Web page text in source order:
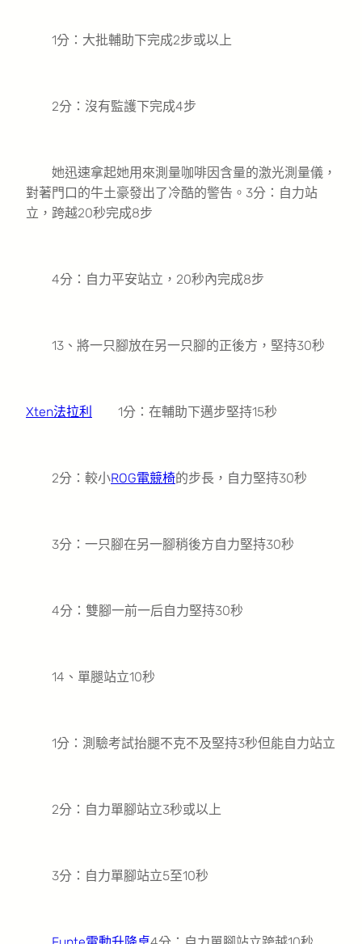
1分：大批輔助下完成2步或以上
2分：沒有監護下完成4步
她迅速拿起她用來測量咖啡因含量的激光測量儀，
對著門口的牛土豪發出了冷酷的警告。3分：自力站
立，跨越20秒完成8步
4分：自力平安站立，20秒內完成8步
13、將一只腳放在另一只腳的正後方，堅持30秒
Xten法拉利 1分：在輔助下邁步堅持15秒
2分：較小ROG電競椅的步長，自力堅持30秒
3分：一只腳在另一腳稍後方自力堅持30秒
4分：雙腳一前一后自力堅持30秒
14、單腿站立10秒
1分：測驗考試抬腿不克不及堅持3秒但能自力站立
2分：自力單腳站立3秒或以上
3分：自力單腳站立5至10秒